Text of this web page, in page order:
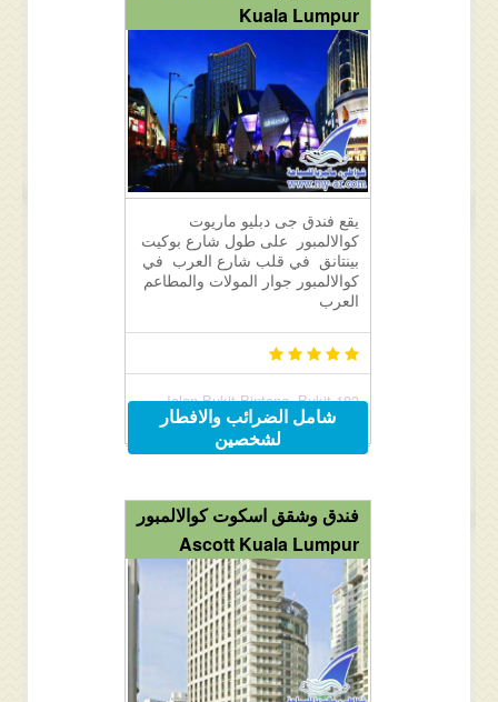
Kuala Lumpur
يقع فندق جى دبليو ماريوت
كوالالمبور على طول شارع بوكيت
بينتانق في قلب شارع العرب في
كوالالمبور جوار المولات والمطاعم
العرب
183 Jalan Bukit Bintang, Bukit
Bintang, Kuala Lumpur, Malaysia
شامل الضرائب والافطار
لشخصين
فندق وشقق اسكوت كوالالمبور
Ascott Kuala Lumpur